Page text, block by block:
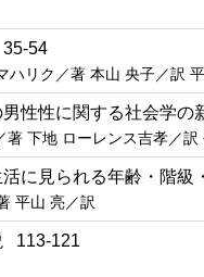
54
ハリク／著 本山 央子／訳
性性に関する社会学
著 下地 ローレンス吉孝／訳
に見られる年齢・階
平山 亮／訳
113-121